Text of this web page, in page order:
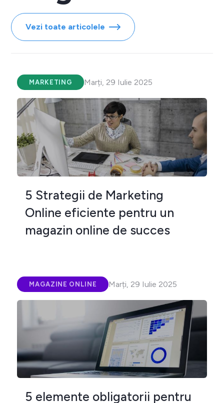
Vezi toate articolele
MARKETING Marți, 29 Iulie 2025
5 Strategii de Marketing
Online eficiente pentru un
magazin online de succes
MAGAZINE ONLINE Marți, 29 Iulie 2025
5 elemente obligatorii pentru